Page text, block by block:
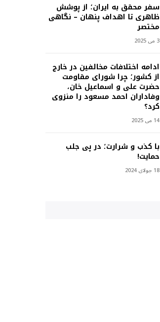
سفر محقق به ایران؛ از پوشش
ظاهری تا اهداف پنهان – نگاهی
مختصر
3 می 2025
ادامه اختلافات مخالفین در خارج
از کشور؛ چرا شورای مقاومت
حضرت علی و اسماعیل خان،
وفاداران احمد مسعود را منزوی
کرد؟
14 می 2025
با کذب و شرارت؛ در پی جلب
حمایت!
18 جولای 2024